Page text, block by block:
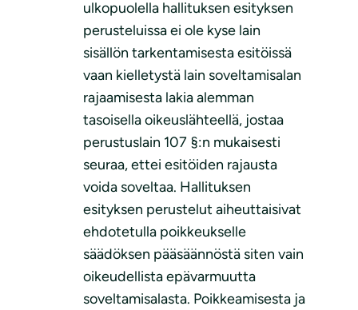
ulkopuolella hallituksen esityksen
perusteluissa ei ole kyse lain
sisällön tarkentamisesta esitöissä
vaan kielletystä lain soveltamisalan
rajaamisesta lakia alemman
tasoisella oikeuslähteellä, jostaa
perustuslain 107 §:n mukaisesti
seuraa, ettei esitöiden rajausta
voida soveltaa. Hallituksen
esityksen perustelut aiheuttaisivat
ehdotetulla poikkeukselle
säädöksen pääsäännöstä siten vain
oikeudellista epävarmuutta
soveltamisalasta. Poikkeamisesta ja